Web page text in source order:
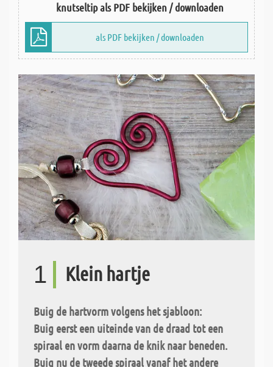
knutseltip als PDF bekijken / downloaden
als PDF bekijken / downloaden
1 Klein hartje
Buig de hartvorm volgens het sjabloon:
Buig eerst een uiteinde van de draad tot een
spiraal en vorm daarna de knik naar beneden.
Buig nu de tweede spiraal vanaf het andere